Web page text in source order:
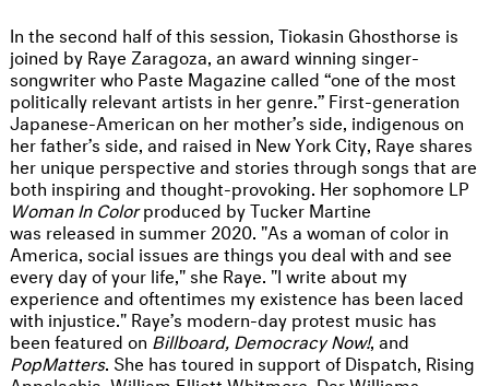
In the second half of this session, Tiokasin Ghosthorse is
joined by Raye Zaragoza, an award winning singer-
songwriter who Paste Magazine called “one of the most
politically relevant artists in her genre.” First-generation
Japanese-American on her mother’s side, indigenous on
her father’s side, and raised in New York City, Raye shares
her unique perspective and stories through songs that are
both inspiring and thought-provoking. Her sophomore LP
Woman In Colorproduced by Tucker Martine
was released in summer 2020. "As a woman of color in
America, social issues are things you deal with and see
every day of your life," she Raye. "I write about my
experience and oftentimes my existence has been laced
with injustice." Raye’s modern-day protest music has
been featured on Billboard, Democracy Now!, and
PopMatters. She has toured in support of Dispatch, Rising